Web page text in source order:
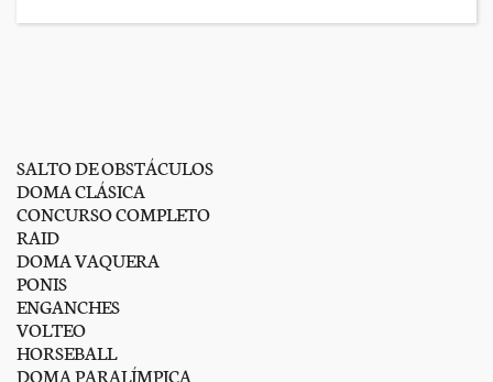
SALTO DE OBSTÁCULOS
DOMA CLÁSICA
CONCURSO COMPLETO
RAID
DOMA VAQUERA
PONIS
ENGANCHES
VOLTEO
HORSEBALL
DOMA PARALÍMPICA